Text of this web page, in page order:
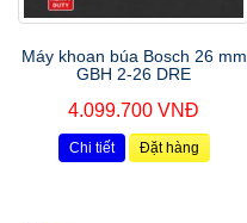
Máy khoan búa Bosch 26 mm
GBH 2-26 DRE
4.099.700 VNĐ
Chi tiết Đặt hàng